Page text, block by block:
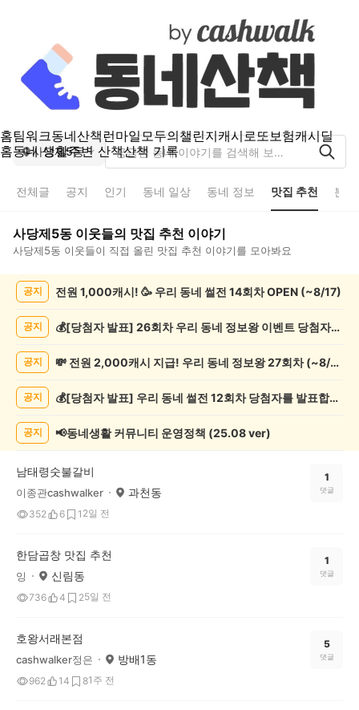
홈팀워크동네산책 런마일모두의챌린지캐시로또보험캐시딜
홈동네 생활주변 산책산책 기록
사당제5동
전체글 공지 인기 동네 일상 동네 정보 맛집 추천 분
사당제5동 이웃들의 맛집 추천 이야기
사당제5동 이웃들이 직접 올린 맛집 추천 이야기를 모아봐요
글
공지 전원 1,000캐시! 🥳 우리 동네 썰전 14회차 OPEN (~8/17)
공지 💰[당첨자 발표] 26회차 우리 동네 정보왕 이벤트 당첨자를 발표합니다!
공지 💸 전원 2,000캐시 지급! 우리 동네 정보왕 27회차 (~8/10)
공지 💰[당첨자 발표] 우리 동네 썰전 12회차 당첨자를 발표합니다!
공지 📢동네생활 커뮤니티 운영정책 (25.08 ver)
남태령숫불갈비
이종관cashwalker 과천동
352 6 1 2일 전
1
댓글
한담곱창 맛집 추천
잉 신림동
736 4 25일 전
1
댓글
호왕서래본점
cashwalker정은 방배1동
962 14 81주 전
5
댓글